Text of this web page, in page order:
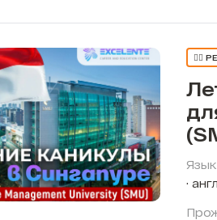
👍🏼